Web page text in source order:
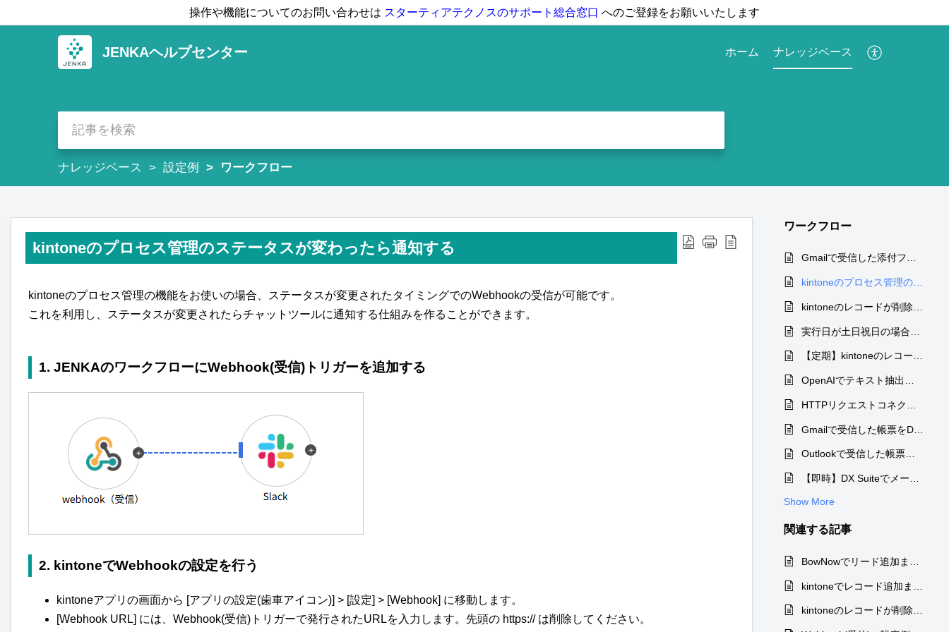
操作や機能についてのお問い合わせは スターティアテクノスのサポート総合窓口 へのご登録をお願いいたします
JENKAヘルプセンター ホーム ナレッジベース
ナレッジベース 設定例 ワークフロー
kintoneのプロセス管理のステータスが変わったら通知する
kintoneのプロセス管理の機能をお使いの場合、ステータスが変更されたタイミングでのWebhookの受信が可能です。
これを利用し、ステータスが変更されたらチャットツールに通知する仕組みを作ることができます。
1. JENKAのワークフローにWebhook(受信)トリガーを追加する
2. kintoneでWebhookの設定を行う
kintoneアプリの画面から [アプリの設定(歯車アイコン)] > [設定] > [Webhook] に移動します。
[Webhook URL] には、Webhook(受信)トリガーで発行されたURLを入力します。先頭の https:// は削除してください。
ワークフロー
Gmailで受信した添付ファイルをGoogle Driveに保存する
kintoneのプロセス管理のステータスが変わったら通知する
【定期】kintoneのレコード検索結果をチャット/メール通知する（日付整形・リスト結合）
OpenAIでテキスト抽出を行ってJENKAの変数として取り扱う
Outlookで受信した帳票をDX Suiteへアップロード
【即時】DX Suiteでメール添付ファイルをデータ化
Show More
関連する記事
kintoneのレコードが削除されたらスプレッドシートで対応する行を削除する